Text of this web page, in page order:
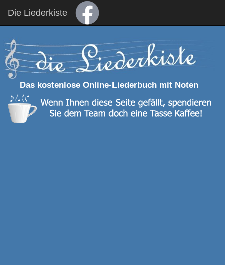
Die Liederkiste
Das kostenlose Online-Liederbuch mit Noten